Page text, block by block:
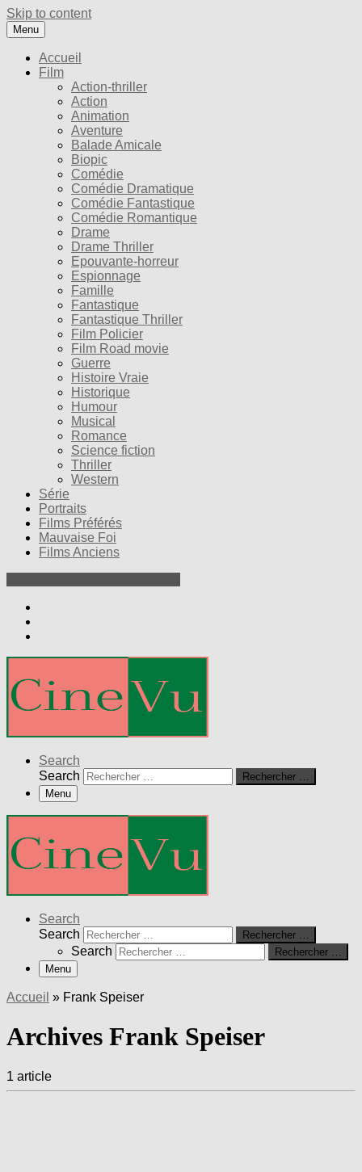
Skip to content
Menu
Accueil
Film
Action-thriller
Action
Animation
Aventure
Balade Amicale
Biopic
Comédie
Comédie Dramatique
Comédie Fantastique
Comédie Romantique
Drame
Drame Thriller
Epouvante-horreur
Espionnage
Famille
Fantastique
Fantastique Thriller
Film Policier
Film Road movie
Guerre
Histoire Vraie
Historique
Humour
Musical
Romance
Science fiction
Thriller
Western
Série
Portraits
Films Préférés
Mauvaise Foi
Films Anciens
Search
Search
Rechercher …
Menu
Search
Search
Rechercher …
Search
Rechercher …
Menu
Accueil » Frank Speiser
Archives Frank Speiser
1 article